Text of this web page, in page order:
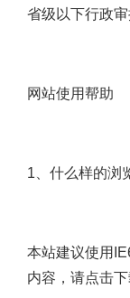
省级以下行政
网站使用帮助
1、什么样的浏
本站建议使用
内容，请点击下